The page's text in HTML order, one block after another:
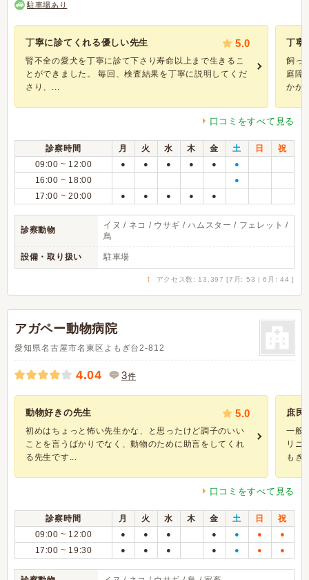
駐車場あり
丁寧に診てくれる優しい先生 5.0
腎不全の愛犬を丁寧に診て下さり寿命以上まで生きるこ
とができました。 毎回、検査結果を丁寧に説明してくだ
さり、...
丁寧
飼っ
庭障
かか
口コミをすべて見る
診察時間 月 火 水 木 金 土 日
祝
09:00 ~ 12:00
● ● ● ● ● ●
16:00 ~ 18:00 ●
17:00 ~ 20:00 ● ● ● ● ●
診察動物
イヌ / ネコ / ウサギ / ハムスター / フェレット /
鳥
設備・取り扱い 駐車場
↑ アクセス数: 13,397 [7月: 53 | 6月: 44 ]
アガペー動物病院
愛知県名古屋市名東区よもぎ台2-812
4.04 3件
動物好きの先生 5.0
初めはちょっと怖い先生かな、と思ったけど調子のいい
ことを言うばかりでなく、動物のために助言をしてくれ
る先生です...
庶民
一般
リニ
もぎ
口コミをすべて見る
診察時間 月 火 水 木 金 土 日
祝
09:00 ~ 12:00
● ● ● ● ● ● ●
17:00 ~ 19:30 ● ● ● ● ● ● ●